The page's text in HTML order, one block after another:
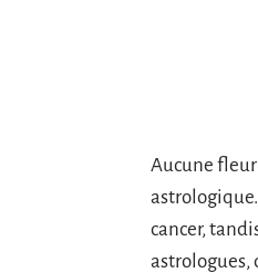
Aucune fleur
cancer,
astrologues,